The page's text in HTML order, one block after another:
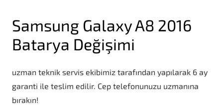
Samsung Galaxy A8 2016
Batarya Değişimi
uzman teknik servis ekibimiz tarafından yapılarak 6 ay
garanti ile teslim edilir. Cep telefonunuzu uzmanına
bırakın!